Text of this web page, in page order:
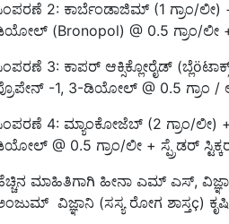
(Bronopol) @ 0.5 ಗ್ರಾಂ/ಲೀ
ಸಿಂಪರಣೆ 3: ಕಾಪರ್ ಆಕ್ಸಿಕ್ಲೋರೈಡ್
-1, 3-ಡಿಯೋಲ್ @ 0.5 ಗ್ರಾಂ /
ಸಿಂಪರಣೆ 4: ಮ್ಯಾಂಕೋಜೆಬ್ (2 ಗ್ರಾಂ/ಲೀ) +
@ 0.5 ಗ್ರಾಂ/ಲೀ + ಸ್ಪ್ರೆಡರ್
ಹೆಚ್ಚಿನ ಮಾಹಿತಿಗಾಗಿ ಹೀನಾ ಎಮ್ ಎಸ್,
ವಿಜ್ಞಾನಿ (ಸಸ್ಯ ರೋಗ ಶಾಸ್ತç)
ಲೇಖನ: ಹೀನಾ ಎಮ್ ಎಸ್ ಮತ್ತು ಎಸ್. ಎಸ್.